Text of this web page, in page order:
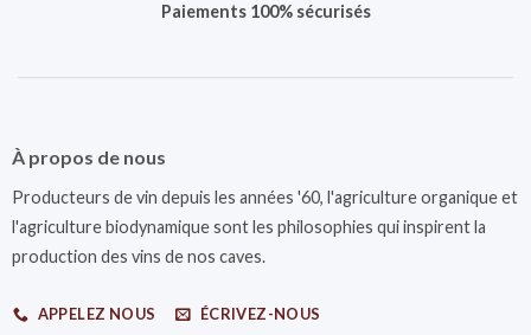
Paiements 100% sécurisés
À propos de nous
Producteurs de vin depuis les années '60, l'agriculture organique et
l'agriculture biodynamique sont les philosophies qui inspirent la
production des vins de nos caves.
APPELEZ NOUS ÉCRIVEZ-NOUS